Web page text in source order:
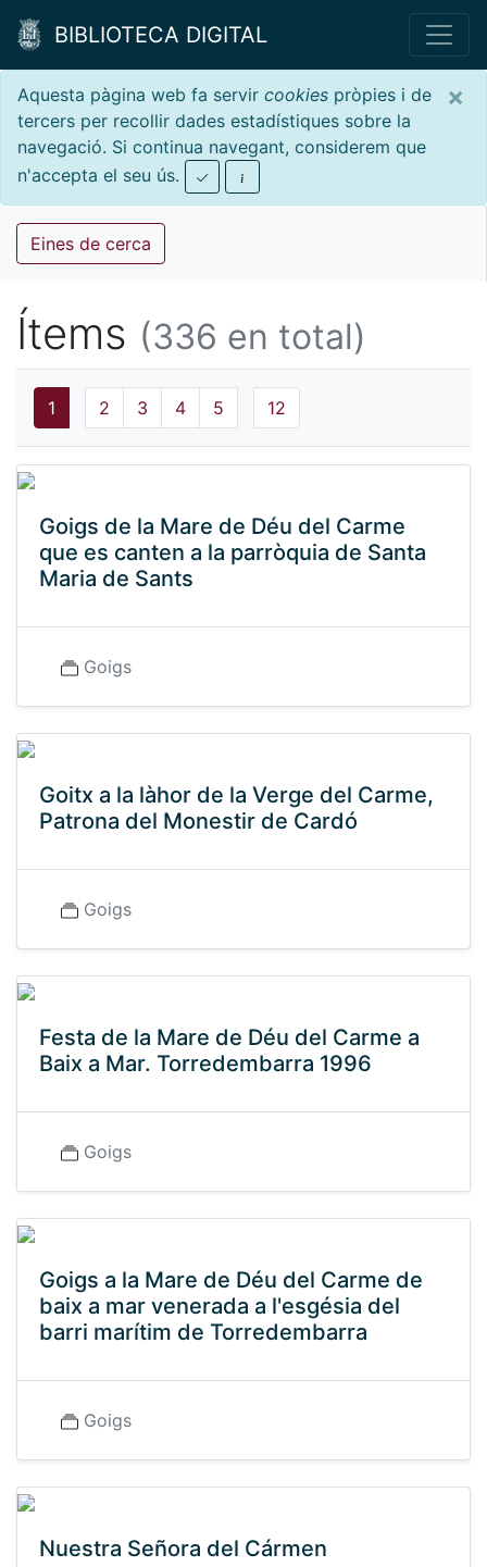
BIBLIOTECA DIGITAL
×
Aquesta pàgina web fa servir cookies pròpies i de
tercers per recollir dades estadístiques sobre la
navegació. Si continua navegant, considerem que
n'accepta el seu ús.
Eines de cerca
Ítems (336 en total)
1 2 3 4 5 12
Goigs de la Mare de Déu del Carme
que es canten a la parròquia de Santa
Maria de Sants
Goigs
Goitx a la làhor de la Verge del Carme,
Patrona del Monestir de Cardó
Goigs
Festa de la Mare de Déu del Carme a
Baix a Mar. Torredembarra 1996
Goigs
Goigs a la Mare de Déu del Carme de
baix a mar venerada a l'esgésia del
barri marítim de Torredembarra
Goigs
Nuestra Señora del Cármen